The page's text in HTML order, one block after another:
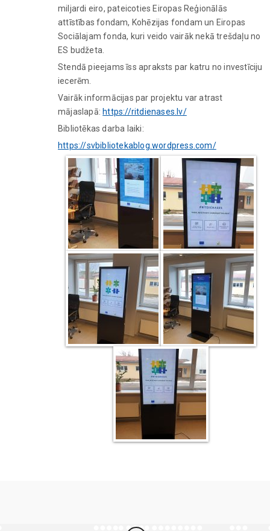
miljardi eiro, pateicoties Eiropas Reģionālās
attīstības fondam, Kohēzijas fondam un Eiropas
Sociālajam fonda, kuri veido vairāk nekā trešdaļu no
ES budžeta.
Stendā pieejams īss apraksts par katru no investīciju
iecerēm.
Vairāk informācijas par projektu var atrast
mājaslapā: https://ritdienases.lv/
Bibliotēkas darba laiki:
https://svbibliotekablog.wordpress.com/